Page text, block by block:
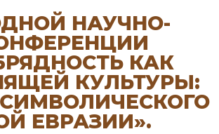
НАУЧНО-
КАК
КУЛЬТУРЫ:
ЕВРАЗИИ».